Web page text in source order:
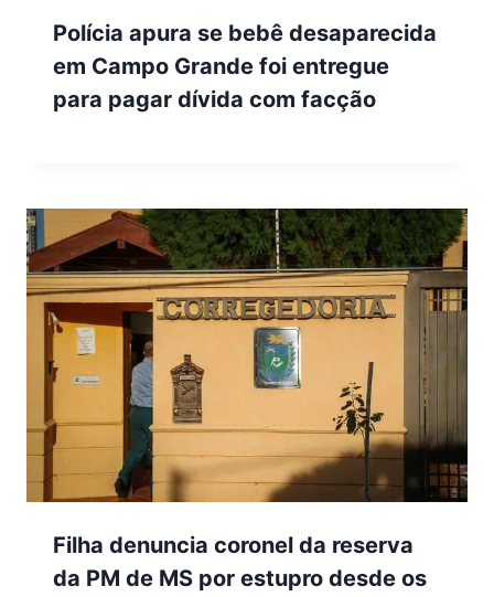
Polícia apura se bebê desaparecida
em Campo Grande foi entregue
para pagar dívida com facção
Filha denuncia coronel da reserva
da PM de MS por estupro desde os